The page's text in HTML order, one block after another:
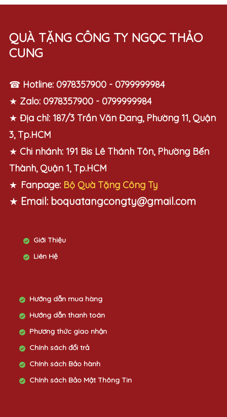
QUÀ TẶNG CÔNG TY NGỌC THẢO
CUNG
☎ Hotline: 0978357900 - 0799999984
★ Zalo: 0978357900 - 0799999984
★ Địa chỉ: 187/3 Trần Văn Đang, Phường 11, Quận
3, Tp.HCM
★ Chi nhánh: 191 Bis Lê Thánh Tôn, Phường Bến
Thành, Quận 1, Tp.HCM
★ Fanpage: Bộ Quà Tặng Công Ty
★ Email: boquatangcongty@gmail.com
Giới Thiệu
Liên Hệ
Hướng dẫn mua hàng
Hướng dẫn thanh toán
Phương thức giao nhận
Chính sách đổi trả
Chính sách Bảo hành
Chính sách Bảo Mật Thông Tin